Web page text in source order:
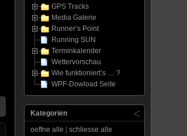
GPS Tracks
Media Galerie
Runner’s Point
Running SUN
Terminkalender
Wettervorschau
Wie funktioniert’s … ?
WPF-Dowload Seite
Kategorien
oeffne alle
schliesse alle